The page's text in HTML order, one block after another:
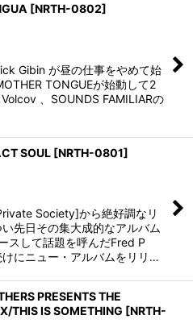
[NRTH-0802]
Gibin が昼の仕事をやめて始
TONGUEが始動して2
、SOUNDS FAMILIARの
SOUL [NRTH-0801]
Society]から絶好調なリ
先日その集大成的なアルバム
スして話題を呼んだFred P
にニュー・アルバムをリリ…
PRESENTS THE
THIS IS SOMETHING [NRTH-